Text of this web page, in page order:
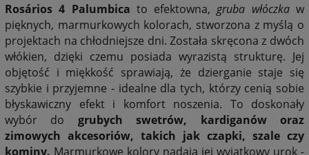
Rosários 4 Palumbica to efektowna, gruba włóczkaw
pięknych, marmurkowych kolorach, stworzona z myślą o
projektach na chłodniejsze dni. Została skręcona z dwóch
włókien, dzięki czemu posiada wyrazistą strukturę. Jej
objętość i miękkość sprawiają, że dzierganie staje się
szybkie i przyjemne - idealne dla tych, którzy cenią sobie
błyskawiczny efekt i komfort noszenia. To doskonały
wybór do grubych swetrów, kardiganów oraz
zimowych akcesoriów, takich jak czapki, szale czy
kominy. Marmurkowe kolory nadają jej wyjątkowy urok -